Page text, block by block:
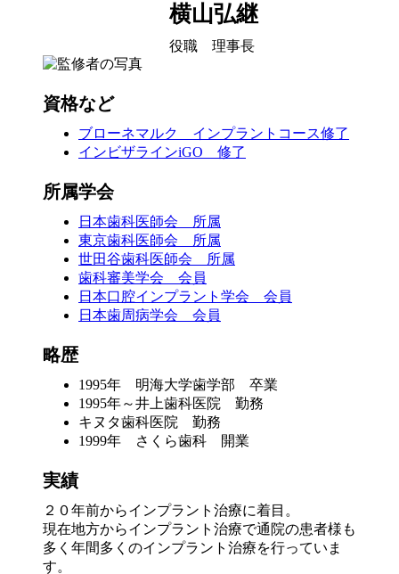
横山弘継
役職 理事長
資格など
ブローネマルク インプラントコース修了
インビザラインiGO 修了
所属学会
日本歯科医師会 所属
東京歯科医師会 所属
世田谷歯科医師会 所属
歯科審美学会 会員
日本口腔インプラント学会 会員
日本歯周病学会 会員
略歴
1995年 明海大学歯学部 卒業
1995年～井上歯科医院 勤務
キヌタ歯科医院 勤務
1999年 さくら歯科 開業
実績
２０年前からインプラント治療に着目。
現在地方からインプラント治療で通院の患者様も
多く年間多くのインプラント治療を行っていま
す。